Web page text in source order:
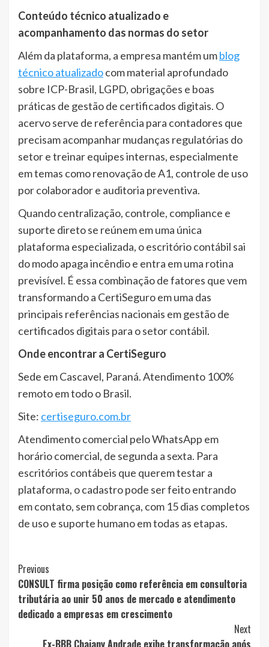
Conteúdo técnico atualizado e
acompanhamento das normas do setor
Além da plataforma, a empresa mantém umblog
técnico atualizadocom material aprofundado
sobre ICP-Brasil, LGPD, obrigações e boas
práticas de gestão de certificados digitais. O
acervo serve de referência para contadores que
precisam acompanhar mudanças regulatórias do
setor e treinar equipes internas, especialmente
em temas como renovação de A1, controle de uso
por colaborador e auditoria preventiva.
Quando centralização, controle, compliance e
suporte direto se reúnem em uma única
plataforma especializada, o escritório contábil sai
do modo apaga incêndio e entra em uma rotina
previsível. É essa combinação de fatores que vem
transformando a CertiSeguro em uma das
principais referências nacionais em gestão de
certificados digitais para o setor contábil.
Onde encontrar a CertiSeguro
Sede em Cascavel, Paraná. Atendimento 100%
remoto em todo o Brasil.
Site: certiseguro.com.br
Atendimento comercial pelo WhatsApp em
horário comercial, de segunda a sexta. Para
escritórios contábeis que querem testar a
plataforma, o cadastro pode ser feito entrando
em contato, sem cobrança, com 15 dias completos
de uso e suporte humano em todas as etapas.
Post
Navigation
Previous
CONSULT firma posição como referência em consultoria
tributária ao unir 50 anos de mercado e atendimento
dedicado a empresas em crescimento
Next
Ex-BBB Chaiany Andrade exibe transformação após